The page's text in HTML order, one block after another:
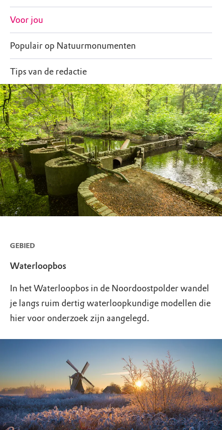
Voor jou
Populair op Natuurmonumenten
Tips van de redactie
GEBIED
Waterloopbos
In het Waterloopbos in de Noordoostpolder wandel
je langs ruim dertig waterloopkundige modellen die
hier voor onderzoek zijn aangelegd.